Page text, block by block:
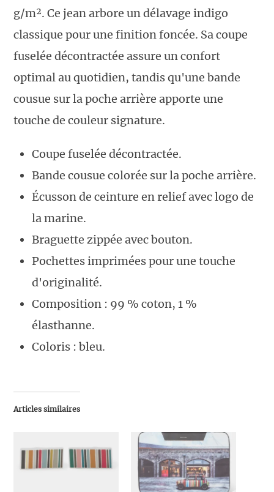
g/m². Ce jean arbore un délavage indigo
classique pour une finition foncée. Sa coupe
fuselée décontractée assure un confort
optimal au quotidien, tandis qu'une bande
cousue sur la poche arrière apporte une
touche de couleur signature.
Coupe fuselée décontractée.
Bande cousue colorée sur la poche arrière.
Écusson de ceinture en relief avec logo de
la marine.
Braguette zippée avec bouton.
Pochettes imprimées pour une touche
d'originalité.
Composition : 99 % coton, 1 %
élasthanne.
Coloris : bleu.
Articles similaires